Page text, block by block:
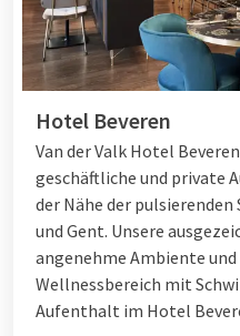
Hotel Beveren
Van der Valk Hotel
geschäftliche und private
der Nähe der
und Gent. Unsere
angenehme Ambiente und
Wellnessbereich mit
Aufenthalt im Hotel